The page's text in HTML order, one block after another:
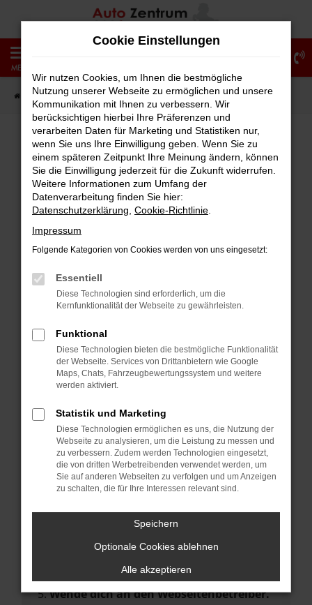
Zum
springen
MENÜ
Startseite Fahrzeugangebote Fahrzeug-Showroom
Fehler: Network Error
Beim Laden ist ein Fehler aufgetreten.
Hier sind ein paar Tipps, die dir helfen können:
Überprüfe deine Firewall und deine
Internetverbindung.
deine Suchmaschine?
Prüfe deine Browsererweiterungen.
können das Laden bestimmter Seiten
verhindern. Funktioniert die Seite in einem
anderen Browser oder in einem privaten
Fenster?
Starte dein Gerät neu.
Das kann manchmal helfen,
vorübergehende Probleme zu beheben.
Stelle sicher, dass dein Browser und dein
Betriebssystem auf dem neuesten Stand
Veraltete Software birgt nicht nur ein
führen, dass bestimmte Funktionen nicht
mehr unterstützt werden.
Wende dich an den Webseitenbetreiber.
Cookie Einstellungen
Wir nutzen Cookies, um Ihnen die bestmögliche
Nutzung unserer Webseite zu ermöglichen und unsere
Kommunikation mit Ihnen zu verbessern. Wir
berücksichtigen hierbei Ihre Präferenzen und
verarbeiten Daten für Marketing und Statistiken nur,
wenn Sie uns Ihre Einwilligung geben. Wenn Sie zu
einem späteren Zeitpunkt Ihre Meinung ändern, können
Sie die Einwilligung jederzeit für die Zukunft widerrufen.
Weitere Informationen zum Umfang der
Datenverarbeitung finden Sie hier:
Datenschutzerklärung Cookie-Richtlinie
Impressum
Folgende Kategorien von Cookies werden von uns eingesetzt:
Essentiell
Diese Technologien sind erforderlich, um die
Kernfunktionalität der Webseite zu gewährleisten.
Funktional
Diese Technologien bieten die bestmögliche Funktionalität
der Webseite. Services von Drittanbietern wie Google
Maps, Chats, Fahrzeugbewertungssystem und weitere
werden aktiviert.
Statistik und Marketing
Diese Technologien ermöglichen es uns, die Nutzung der
Webseite zu analysieren, um die Leistung zu messen und
zu verbessern. Zudem werden Technologien eingesetzt,
die von dritten Werbetreibenden verwendet werden, um
Sie auf anderen Webseiten zu verfolgen und um Anzeigen
zu schalten, die für Ihre Interessen relevant sind.
Speichern
Optionale Cookies ablehnen
Alle akzeptieren